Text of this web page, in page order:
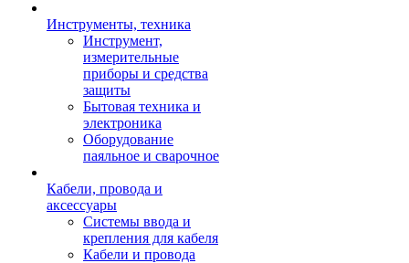
Инструменты, техника
Инструмент,
измерительные
приборы и средства
защиты
Бытовая техника и
электроника
Оборудование
паяльное и сварочное
Кабели, провода и
аксессуары
Системы ввода и
крепления для кабеля
Кабели и провода